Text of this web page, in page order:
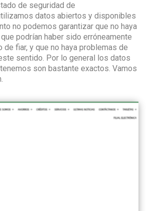
de seguridad de
datos abiertos y disponibles
no podemos garantizar que no haya
podrían haber sido erróneamente
fiar, y que no haya problemas de
sentido. Por lo general los datos
son bastante exactos. Vamos